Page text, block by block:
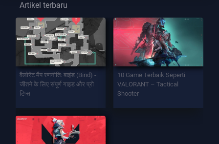
Artikel terbaru
वैलोरेंट मैप रणनीति: बाइंड (Bind) -
जीतने के लिए संपूर्ण गाइड और प्रो
टिप्स
10 Game Terbaik Seperti
VALORANT – Tactical
Shooter